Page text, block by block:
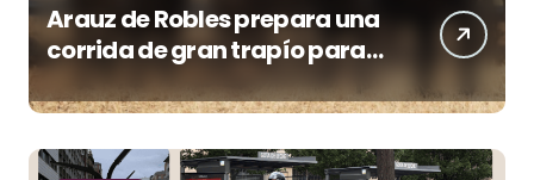
Arauz de Robles prepara una
corrida de gran trapío para
la despedida de Víctor Puerto
en Ciudad Real (Vídeo)